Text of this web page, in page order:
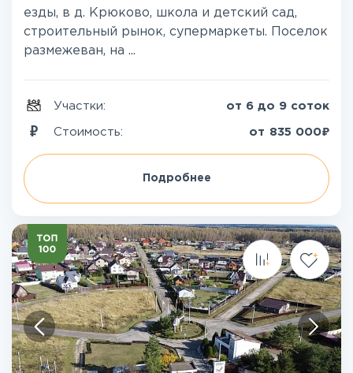
езды, в д. Крюково, школа и детский сад,
строительный рынок, супермаркеты. Поселок
размежеван, на ...
Участки: от 6 до 9 соток
Стоимость: от 835 000₽
Подробнее